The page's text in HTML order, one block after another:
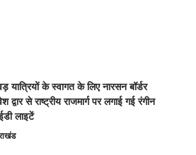
यात्रियों के स्वागत के लिए नारसन बॉर्डर
द्वार से राष्ट्रीय राजमार्ग पर लगाई गई रंगीन
लाइटें